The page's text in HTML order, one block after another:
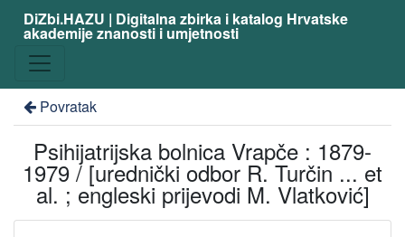
DiZbi.HAZU | Digitalna zbirka i katalog Hrvatske
akademije znanosti i umjetnosti
Povratak
Psihijatrijska bolnica Vrapče : 1879-
1979 / [urednički odbor R. Turčin ... et
al. ; engleski prijevodi M. Vlatković]